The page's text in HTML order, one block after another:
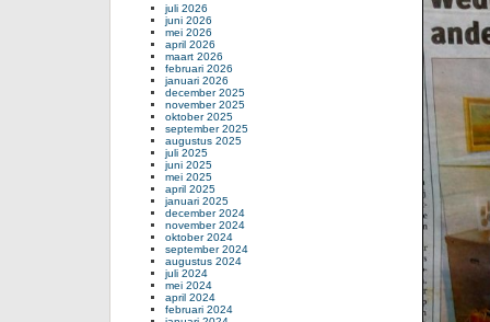
juli 2026
juni 2026
mei 2026
april 2026
maart 2026
februari 2026
januari 2026
december 2025
november 2025
oktober 2025
september 2025
augustus 2025
juli 2025
juni 2025
mei 2025
april 2025
januari 2025
december 2024
november 2024
oktober 2024
september 2024
augustus 2024
juli 2024
mei 2024
april 2024
februari 2024